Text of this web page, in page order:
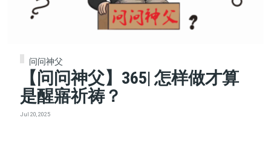
问问神父
【问问神父】365| 怎样做才算
是醒寤祈祷？
Jul 20, 2025